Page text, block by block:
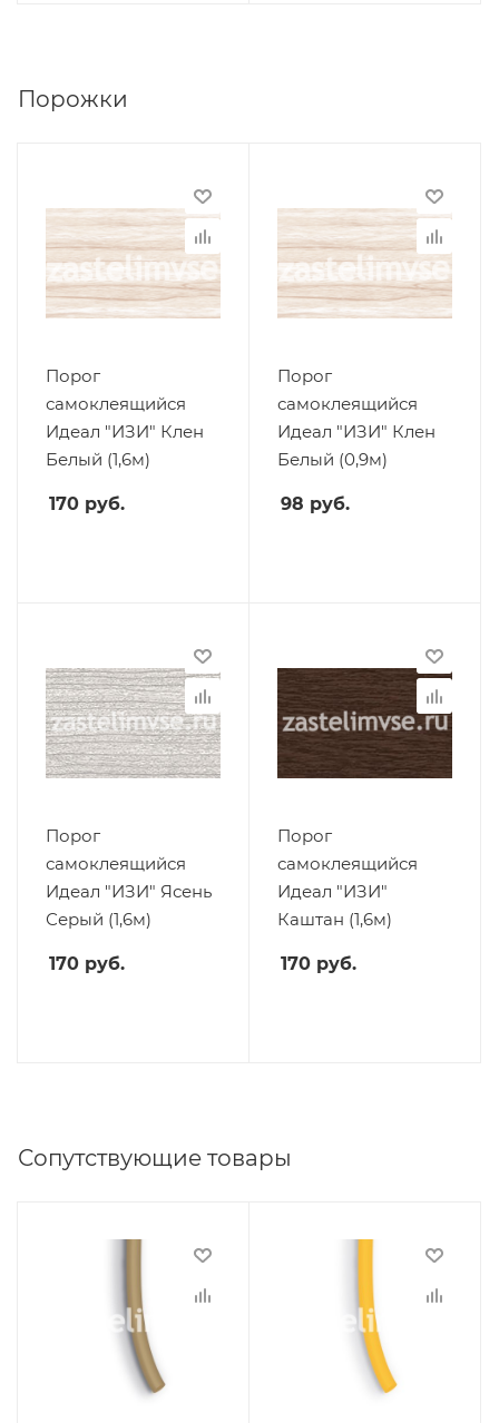
Порожки
Порог
самоклеящийся
Идеал "ИЗИ" Клен
Белый (1,6м)
170 руб.
Порог
самоклеящийся
Идеал "ИЗИ" Клен
Белый (0,9м)
98 руб.
Порог
самоклеящийся
Идеал "ИЗИ" Ясень
Серый (1,6м)
170 руб.
Порог
самоклеящийся
Идеал "ИЗИ"
Каштан (1,6м)
170 руб.
Сопутствующие товары